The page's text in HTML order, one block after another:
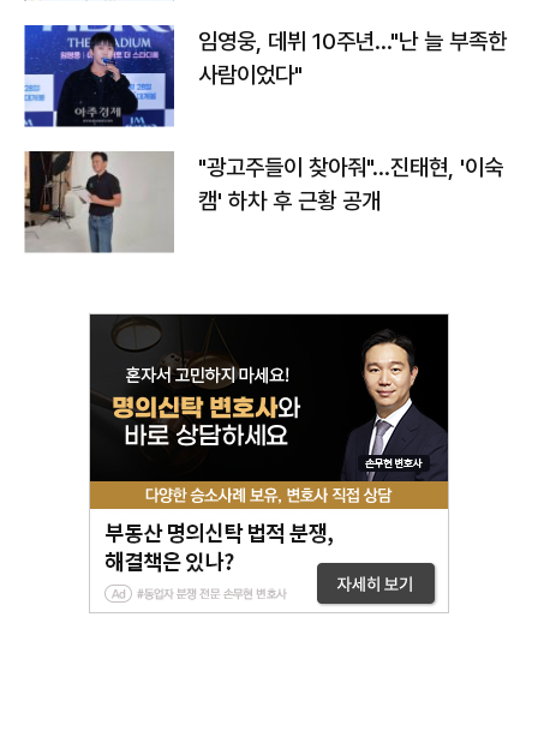
임영웅, 데뷔 10주년…"난 늘 부족한
사람이었다"
"광고주들이 찾아줘"…진태현, '이숙
캠' 하차 후 근황 공개